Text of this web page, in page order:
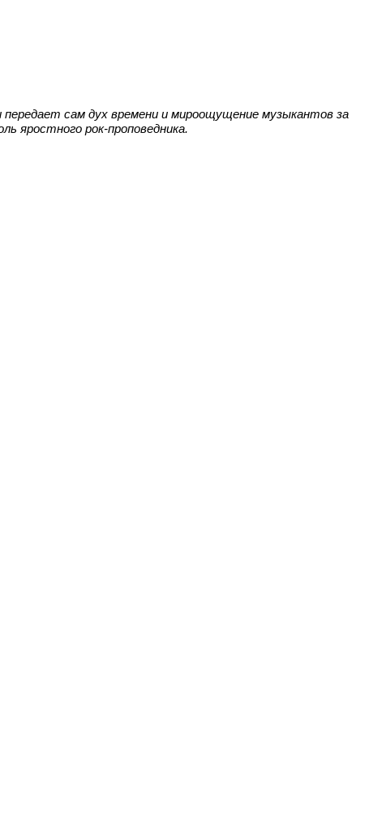
сам дух времени и мироощущение музыкантов за
яростного рок-проповедника.